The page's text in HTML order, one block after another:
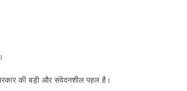
की बड़ी और संवेदनशील पहल है।